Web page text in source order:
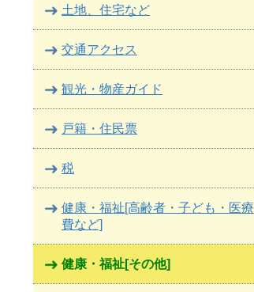
土地、住宅など
交通アクセス
観光・物産ガイド
戸籍・住民票
税
健康・福祉[高齢者・子ども・医療
費など]
健康・福祉[その他]